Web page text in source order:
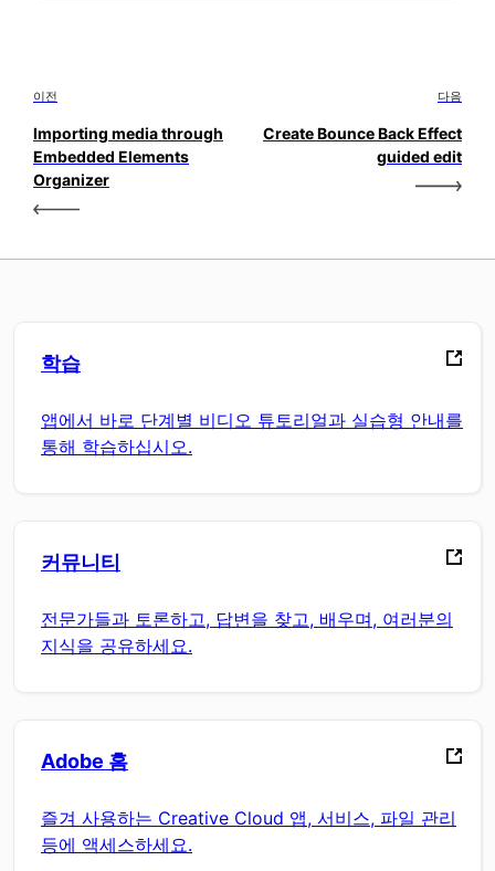
이전
Importing media through
Embedded Elements
Organizer
다음
Create Bounce Back Effect
guided edit
학습
앱에서 바로 단계별 비디오 튜토리얼과 실습형 안내를
통해 학습하십시오.
커뮤니티
전문가들과 토론하고, 답변을 찾고, 배우며, 여러분의
지식을 공유하세요.
Adobe 홈
즐겨 사용하는 Creative Cloud 앱, 서비스, 파일 관리
등에 액세스하세요.